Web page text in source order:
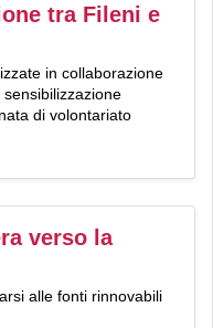
tra Fileni e
in collaborazione
di volontariato
verso la
alle fonti rinnovabili